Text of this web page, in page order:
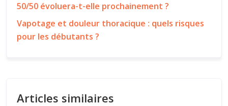
50/50 évoluera-t-elle prochainement ?
Vapotage et douleur thoracique : quels risques
pour les débutants ?
Articles similaires